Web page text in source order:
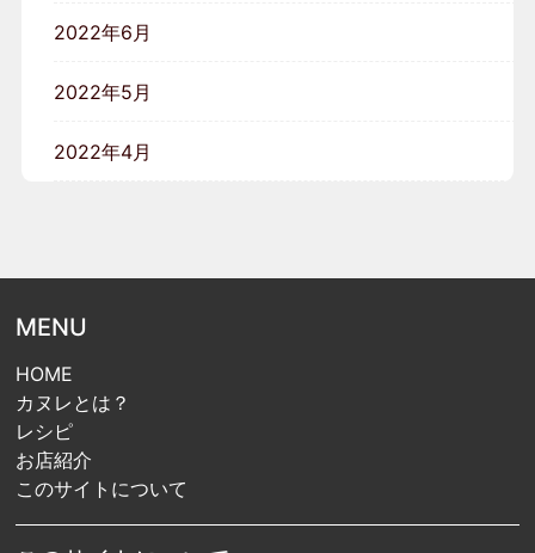
2022年6月
2022年5月
2022年4月
MENU
HOME
カヌレとは？
レシピ
お店紹介
このサイトについて